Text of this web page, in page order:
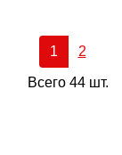
1 2
Всего 44 шт.